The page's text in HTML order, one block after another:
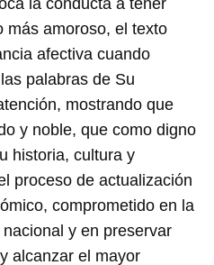
favorito, primero has de
de 14ymedio.
CANCELAR
la conducta a tener
más amoroso, el texto
afectiva cuando
palabras de Su
mostrando que
y noble, que como digno
historia, cultura y
proceso de actualización
comprometido en la
y en preservar
alcanzar el mayor